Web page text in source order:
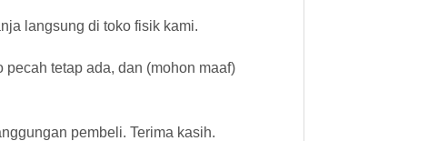
langsung di toko fisik kami.
tetap ada, dan (mohon maaf)
pembeli. Terima kasih.